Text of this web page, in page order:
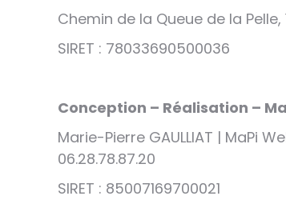
Chemin de la Queue de la Pelle,
SIRET : 78033690500036
Conception – Réalisation –
Marie-Pierre GAULLIAT | MaPi
06.28.78.87.20
SIRET : 85007169700021